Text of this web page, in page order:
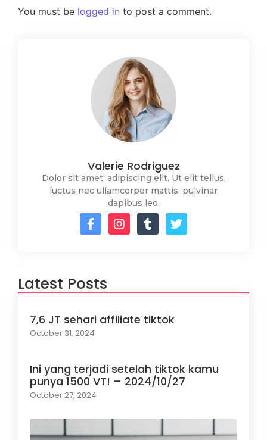
You must be logged in to post a comment.
Valerie Rodriguez
Dolor sit amet, adipiscing elit. Ut elit tellus,
luctus nec ullamcorper mattis, pulvinar
dapibus leo.
Latest Posts
7,6 JT sehari affiliate tiktok
October 31, 2024
Ini yang terjadi setelah tiktok kamu
punya 1500 VT! – 2024/10/27
October 27, 2024